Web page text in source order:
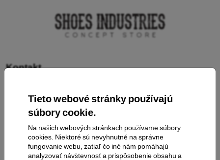
Tieto webové stránky používajú
súbory cookie.
Na našich webových stránkach používame súbory
cookies. Niektoré sú nevyhnutné na správne
fungovanie webu, zatiaľ čo iné nám pomáhajú
analyzovať návštevnosť a prispôsobenie obsahu a
Kontakt
Nakupovanie
Cashback
Vrátenie tovaru